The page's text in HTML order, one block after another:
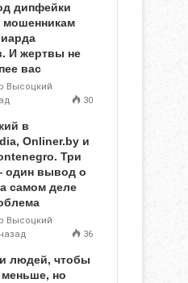
дипфейки
мошенникам
И жертвы не
вас
Высоцкий
30
в
Onliner.by и
Три
один вывод о
самом деле
Высоцкий
36
людей, чтобы
меньше, но